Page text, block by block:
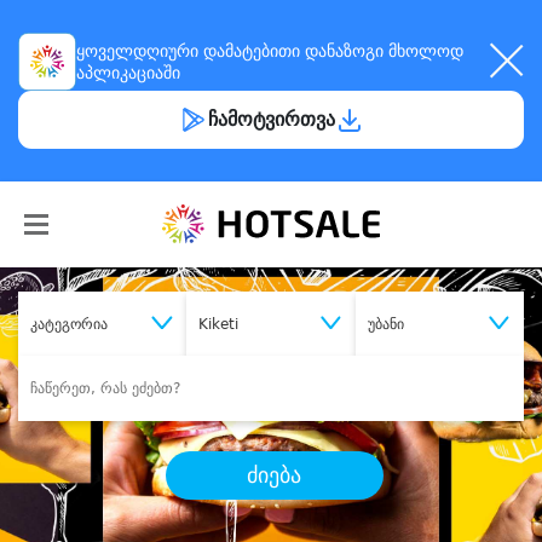
ყოველდღიური დამატებითი დანაზოგი მხოლოდ
აპლიკაციაში
ჩამოტვირთვა
კატეგორია Kiketi უბანი
ძიება
შეიძინესასურველი მომსახურება